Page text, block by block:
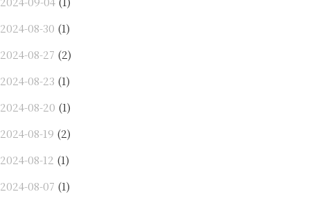
2024-08-30 (1)
2024-08-27 (2)
2024-08-23 (1)
2024-08-20 (1)
2024-08-19 (2)
2024-08-12 (1)
2024-08-07 (1)